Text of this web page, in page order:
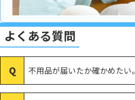
よくある質問
不用品が届いたか確かめたい。